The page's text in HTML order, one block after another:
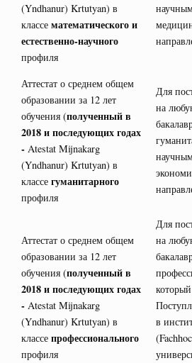
(Yndhanur) Krtutyan) в
классе математического и
естественно-научного
профиля
Аттестат о среднем общем
образовании за 12 лет
обучения (полученный в
2018 и последующих годах
- Atestat Mijnakarg
(Yndhanur) Krtutyan) в
классе гуманитарного
профиля
Для
на
Аттестат о среднем общем
образовании за 12 лет
обучения (полученный в
2018 и последующих годах
- Atestat Mijnakarg
(Yndhanur) Krtutyan) в
классе профессионального
профиля
Для
на
в